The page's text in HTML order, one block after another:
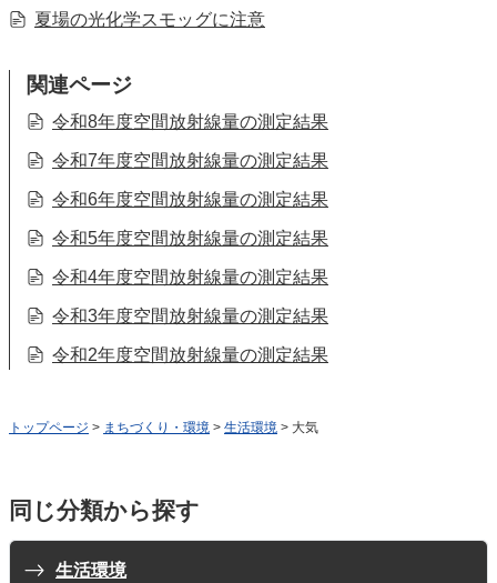
夏場の光化学スモッグに注意
関連ページ
令和8年度空間放射線量の測定結果
令和7年度空間放射線量の測定結果
令和6年度空間放射線量の測定結果
令和5年度空間放射線量の測定結果
令和4年度空間放射線量の測定結果
令和3年度空間放射線量の測定結果
令和2年度空間放射線量の測定結果
トップページ > まちづくり・環境 > 生活環境 > 大気
同じ分類から探す
生活環境